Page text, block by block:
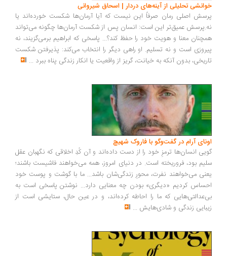
تحلیلی از آینه‌های دردار | اسحاق شیروانی
اصلی رمان صرفاً این نیست که آیا آرمان‌ها شکست خورده‌اند یا
عمیق‌تر این است: انسان پس از شکست آرمان‌ها چگونه می‌تواند
معنا و هویت خود را حفظ کند؟... پاسخی که ابراهیم برمی‌گزیند، نه
است و نه تسلیم. او راهی دیگر را انتخاب می‌کند: پذیرفتن شکست
بدون آنکه به خیانت، گریز از واقعیت یا انکار زندگی پناه ببرد...
آرام در گفت‌وگو با فاروک شهیچ‭
انسان‌ها ترمزِ خود را از دست داده‌اند و آن کُدِ اخلاقی که نگهبان عقل
بود، فروریخته است. در دنیای امروز، همه می‌خواهند فاشیست باشند؛
می‌خواهند نفرت، محورِ زندگی‌شان باشد... ما با گوشت و پوست خود
کردیم «دیگری» بودن چه معنایی دارد... نوشتن پاسخی است به
که ما را احاطه کرده‌اند، و در عین حال، ستایشی است از
زندگی و شادی‌هایش...